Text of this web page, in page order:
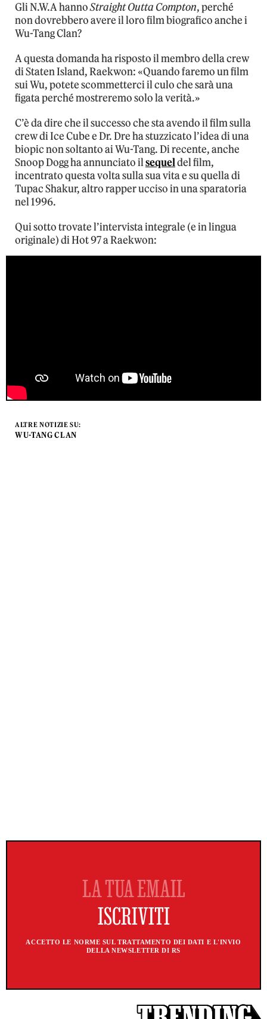
Gli N.W.A hannoStraight Outta Compton, perché
non dovrebbero avere il loro film biografico anche i
Wu-Tang Clan?
A questa domanda ha risposto il membro della crew
di Staten Island, Raekwon: «Quando faremo un film
sui Wu, potete scommetterci il culo che sarà una
figata perché mostreremo solo la verità.»
C’è da dire che il successo che sta avendo il film sulla
crew di Ice Cube e Dr. Dre ha stuzzicato l’idea di una
biopic non soltanto ai Wu-Tang. Di recente, anche
Snoop Dogg ha annunciato ilsequeldel film,
incentrato questa volta sulla sua vita e su quella di
Tupac Shakur, altro rapper ucciso in una sparatoria
nel 1996.
Qui sotto trovate l’intervista integrale (e in lingua
originale) di Hot 97 a Raekwon:
ALTRE NOTIZIE SU:
WU-TANG CLAN
ACCETTO LE NORME SUL TRATTAMENTO DEI DATI E L'INVIO
DELLA NEWSLETTER DI RS